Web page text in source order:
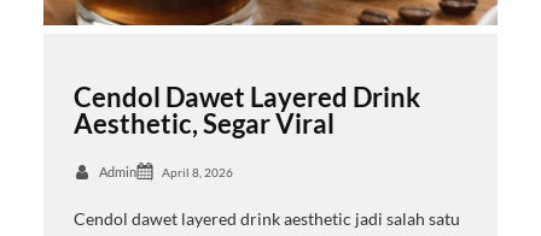
Cendol Dawet Layered Drink
Aesthetic, Segar Viral
Admin April 8, 2026
Cendol dawet layered drink aesthetic jadi salah satu